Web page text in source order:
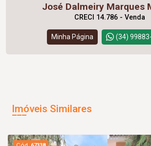
José Dalmeiry Marques
CRECI 14.786 - Venda
Minha Página (34)
Imóveis Similares